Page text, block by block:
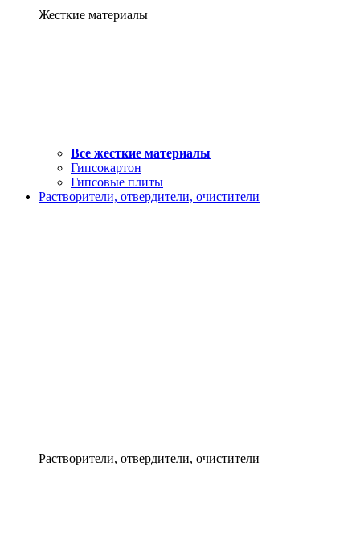
Жесткие материалы
Все жесткие материалы
Гипсокартон
Гипсовые плиты
Растворители, отвердители, очистители
Растворители, отвердители, очистители